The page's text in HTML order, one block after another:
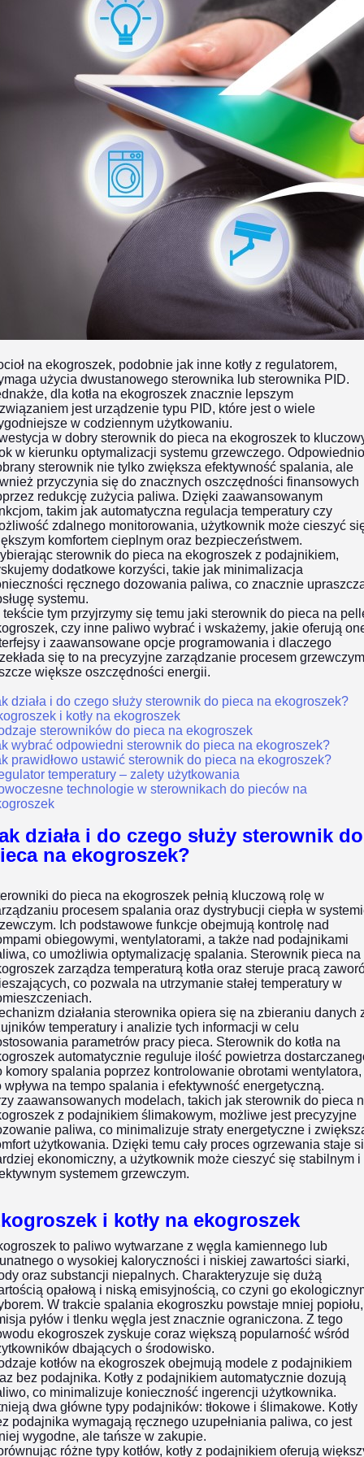
na ekogroszek, podobnie jak inne kotły z regulatorem,
użycia dwustanowego sterownika lub sterownika PID.
dla kotła na ekogroszek znacznie lepszym
jest urządzenie typu PID, które jest o wiele
w codziennym użytkowaniu.
w dobry sterownik do pieca na ekogroszek to
w kierunku optymalizacji systemu grzewczego. Odpowiednio
sterownik nie tylko zwiększa efektywność spalania, ale
przyczynia się do znacznych oszczędności finansowych
redukcję zużycia paliwa. Dzięki zaawansowanym
takim jak automatyczna regulacja temperatury czy
zdalnego monitorowania, użytkownik może cieszyć
komfortem cieplnym oraz bezpieczeństwem.
sterownik do pieca na ekogroszek z podajnikiem,
dodatkowe korzyści, takie jak minimalizacja
ręcznego dozowania paliwa, co znacznie
systemu.
tekście tym przyjrzymy się temu jaki sterownik do pieca na
czy inne paliwo wybrać i wskażemy, jakie oferują
i zaawansowane opcje programowania i dlaczego
się to na precyzyjne zarządzanie procesem
większe oszczędności energii.
działa i do czego służy sterownik do pieca na ekogroszek?
i kotły na ekogroszek
sterowników do pieca na ekogroszek
wybrać odpowiedni sterownik do pieca na ekogroszek?
prawidłowo ustawić sterownik do pieca na ekogroszek?
temperatury – zalety użytkowania
technologie w sterownikach do pieców na
działa i do czego służy sterownik do
na ekogroszek?
do pieca na ekogroszek pełnią kluczową rolę w
procesem spalania oraz dystrybucji ciepła w
Ich podstawowe funkcje obejmują kontrolę nad
obiegowymi, wentylatorami, a także nad podajnikami
co umożliwia optymalizację spalania. Sterownik pieca na
zarządza temperaturą kotła oraz steruje pracą
co pozwala na utrzymanie stałej temperatury w
działania sterownika opiera się na zbieraniu danych
temperatury i analizie tych informacji w celu
parametrów pracy pieca. Sterownik do kotła na
automatycznie reguluje ilość powietrza
komory spalania poprzez kontrolowanie obrotami wentylatora,
wpływa na tempo spalania i efektywność energetyczną.
zaawansowanych modelach, takich jak sterownik do pieca
z podajnikiem ślimakowym, możliwe jest precyzyjne
paliwa, co minimalizuje straty energetyczne i
użytkowania. Dzięki temu cały proces ogrzewania staje
ekonomiczny, a użytkownik może cieszyć się stabilnym i
systemem grzewczym.
i kotły na ekogroszek
to paliwo wytwarzane z węgla kamiennego lub
o wysokiej kaloryczności i niskiej zawartości siarki,
oraz substancji niepalnych. Charakteryzuje się dużą
opałową i niską emisyjnością, co czyni go
W trakcie spalania ekogroszku powstaje mniej
pyłów i tlenku węgla jest znacznie ograniczona. Z tego
ekogroszek zyskuje coraz większą popularność wśród
dbających o środowisko.
kotłów na ekogroszek obejmują modele z podajnikiem
bez podajnika. Kotły z podajnikiem automatycznie dozują
co minimalizuje konieczność ingerencji użytkownika.
dwa główne typy podajników: tłokowe i ślimakowe. Kotły
podajnika wymagają ręcznego uzupełniania paliwa, co jest
wygodne, ale tańsze w zakupie.
różne typy kotłów, kotły z podajnikiem oferują